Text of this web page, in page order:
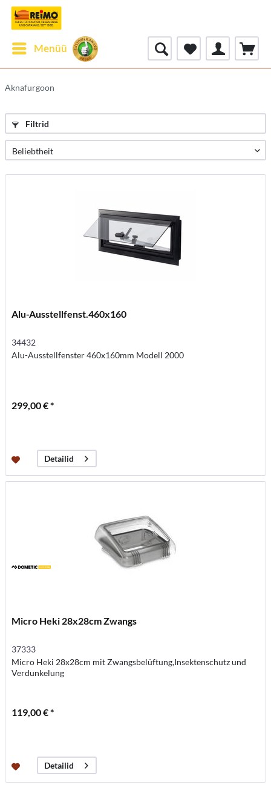
Menüü
Aknafurgoon
Filtrid
Alu-Ausstellfenst.460x160
34432
Alu-Ausstellfenster 460x160mm Modell 2000
299,00 € *
Detailid
Micro Heki 28x28cm Zwangs
37333
Micro Heki 28x28cm mit Zwangsbelüftung,Insektenschutz und
Verdunkelung
119,00 € *
Detailid